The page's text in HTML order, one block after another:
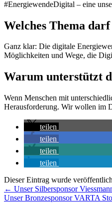
#EnergiewendeDigital – eine
Welches Thema
Ganz klar: Die digitale
Möglichkeiten und Wege, die
Warum unterstützt
Wenn Menschen mit
Herausforderung. Wir wollen im
teilen
teilen
teilen
teilen
Dieser Eintrag wurde
Beitragsnavigation
← Unser Silbersponsor
Unser Bronzesponsor VARTA